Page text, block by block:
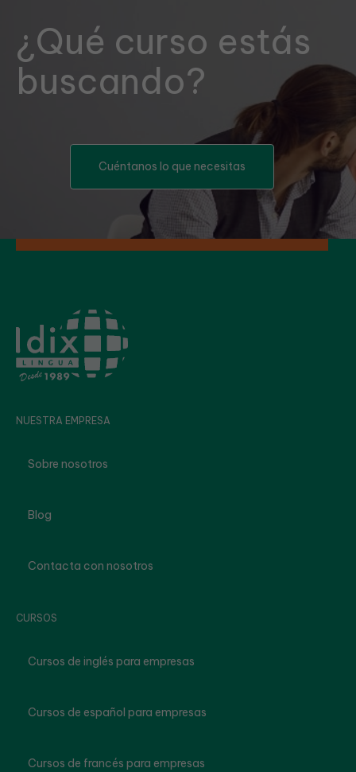
¿Qué curso estás
buscando?
Cuéntanos lo que necesitas
NUESTRA EMPRESA
Sobre nosotros
Blog
Contacta con nosotros
CURSOS
Cursos de inglés para empresas
Cursos de español para empresas
Cursos de francés para empresas